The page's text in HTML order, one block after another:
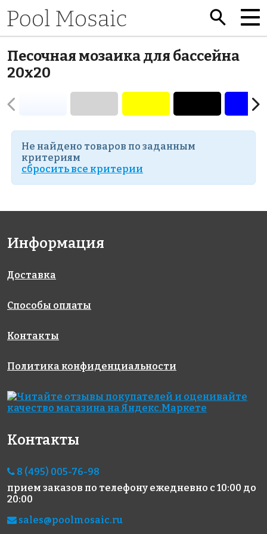
Песочная мозаика для бассейна
20x20
Не найдено товаров по заданным
критериям
cбросить все критерии
Информация
Доставка
Способы оплаты
Контакты
Политика конфиденциальности
Контакты
8 (495) 005-76-98
прием заказов по телефону ежедневно с 10:00 до
20:00
sales@poolmosaic.ru